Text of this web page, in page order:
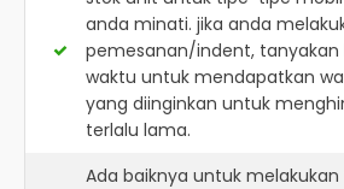
anda minati. jika anda
pemesanan/indent, tanyakan
waktu untuk mendapatkan
yang diinginkan untuk
terlalu lama.
Ada baiknya untuk